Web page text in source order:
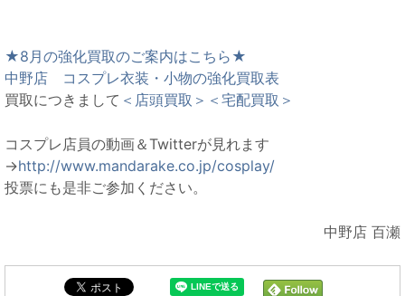
★8月の強化買取のご案内はこちら★
中野店 コスプレ衣装・小物の強化買取表
買取につきまして ＜店頭買取＞ ＜宅配買取＞
コスプレ店員の動画＆Twitterが見れます
→http://www.mandarake.co.jp/cosplay/
投票にも是非ご参加ください。
中野店 百瀬